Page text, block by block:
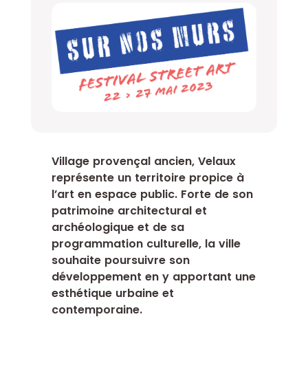
Village provençal ancien, Velaux
représente un territoire propice à
l’art en espace public. Forte de son
patrimoine architectural et
archéologique et de sa
programmation culturelle, la ville
souhaite poursuivre son
développement en y apportant une
esthétique urbaine et
contemporaine.